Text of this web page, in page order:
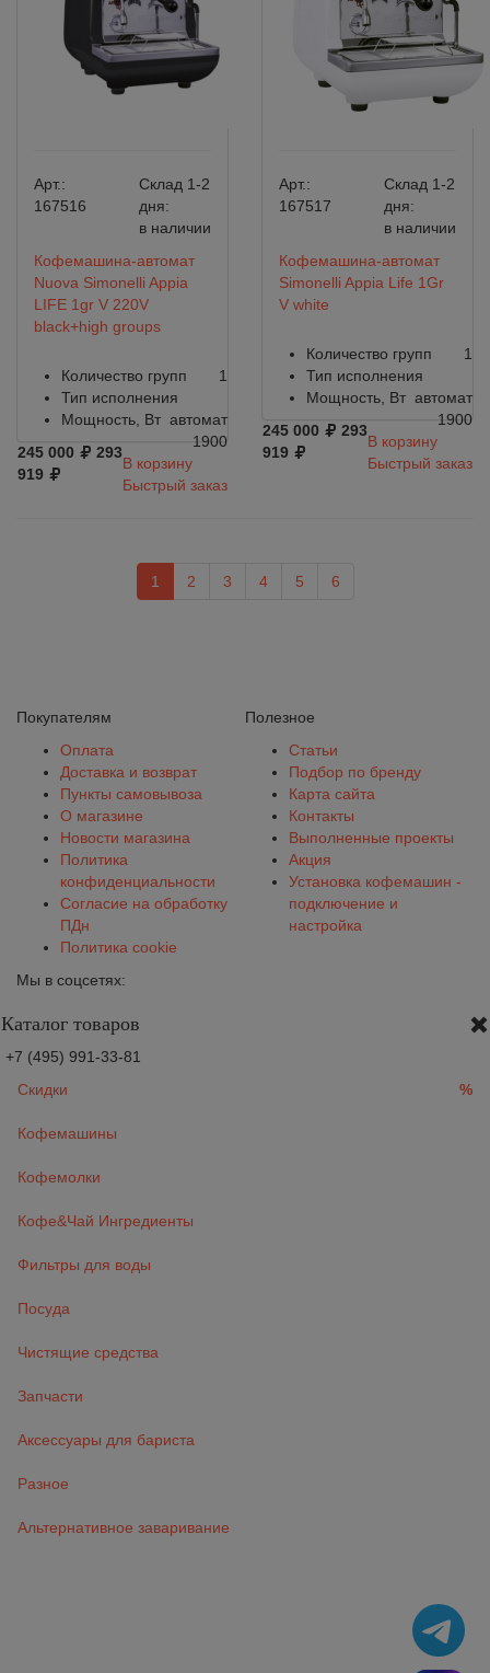
Арт.:
167516
Склад 1-2
дня:
в наличии
Кофемашина-автомат
Nuova Simonelli Appia
LIFE 1gr V 220V
black+high groups
Количество групп
1
Тип исполнения
автомат
Мощность, Вт
1900
245 000
293
919
В корзину
Быстрый заказ
Арт.:
167517
Склад 1-2
дня:
в наличии
Кофемашина-автомат
Simonelli Appia Life 1Gr
V white
Количество групп
1
Тип исполнения
автомат
Мощность, Вт
1900
245 000
293
919
В корзину
Быстрый заказ
1 2 3 4 5 6
Покупателям
Оплата
Доставка и возврат
Пункты самовывоза
О магазине
Новости магазина
Политика
конфиденциальности
Согласие на обработку
ПДн
Политика cookie
Полезное
Статьи
Подбор по бренду
Карта сайта
Контакты
Выполненные проекты
Акция
Установка кофемашин -
подключение и
настройка
Мы в соцсетях:
Каталог товаров
+7 (495) 991-33-81
Скидки
%
Кофемашины
Кофемолки
Кофе&Чай Ингредиенты
Фильтры для воды
Посуда
Чистящие средства
Запчасти
Аксессуары для бариста
Разное
Альтернативное заваривание